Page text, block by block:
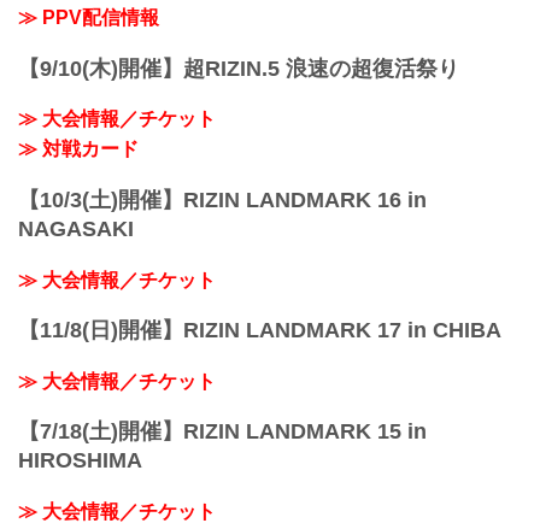
うことですか。
前田 違います、違います。（同じ大会
≫ PPV配信情報
【9/10(木)開催】超RIZIN.5 浪速の超復活祭り
≫ 大会情報／チケット
≫ 対戦カード
【10/3(土)開催】RIZIN LANDMARK 16 in
NAGASAKI
≫ 大会情報／チケット
【11/8(日)開催】RIZIN LANDMARK 17 in CHIBA
≫ 大会情報／チケット
【7/18(土)開催】RIZIN LANDMARK 15 in
HIROSHIMA
≫ 大会情報／チケット